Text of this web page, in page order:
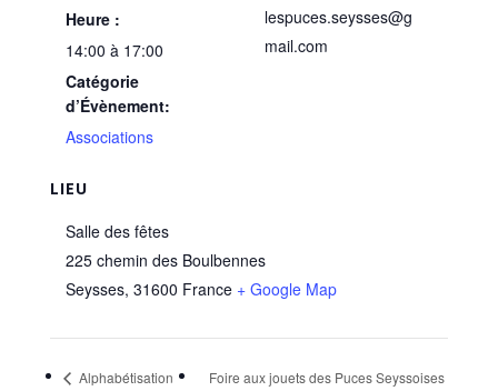
Heure :
14:00 à 17:00
Catégorie
d’Évènement:
Associations
LIEU
Salle des fêtes
225 chemin des Boulbennes
Seysses, 31600 France + Google Map
lespuces.seysses@g
mail.com
Alphabétisation
Foire aux jouets des Puces Seyssoises